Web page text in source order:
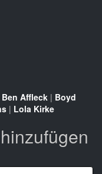
Ben Affleck | Boyd
| Lola Kirke